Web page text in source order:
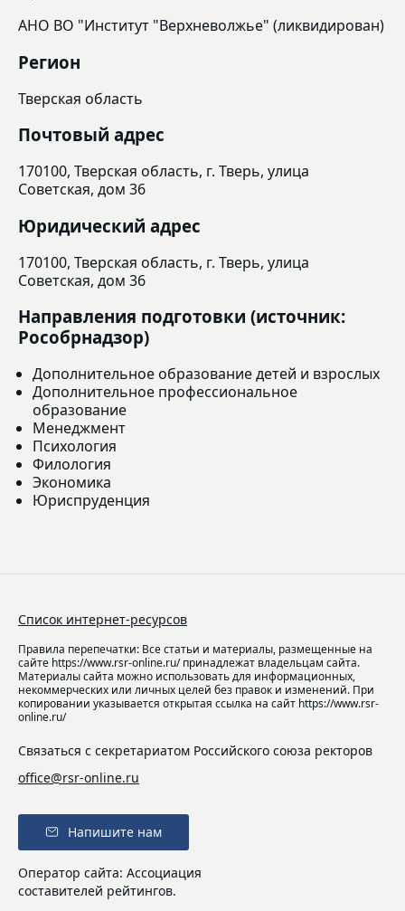
АНО ВО "Институт "Верхневолжье" (ликвидирован)
Регион
Тверская область
Почтовый адрес
170100, Тверская область, г. Тверь, улица
Советская, дом 36
Юридический адрес
170100, Тверская область, г. Тверь, улица
Советская, дом 36
Направления подготовки (источник:
Рособрнадзор)
Дополнительное образование детей и взрослых
Дополнительное профессиональное
образование
Менеджмент
Психология
Филология
Экономика
Юриспруденция
Список интернет-ресурсов
Правила перепечатки: Все статьи и материалы, размещенные на
сайте https://www.rsr-online.ru/ принадлежат владельцам сайта.
Материалы сайта можно использовать для информационных,
некоммерческих или личных целей без правок и изменений. При
копировании указывается открытая ссылка на сайт https://www.rsr-
online.ru/
Связаться с секретариатом Российского союза ректоров
office@rsr-online.ru
Напишите нам
Оператор сайта: Ассоциация
составителей рейтингов.